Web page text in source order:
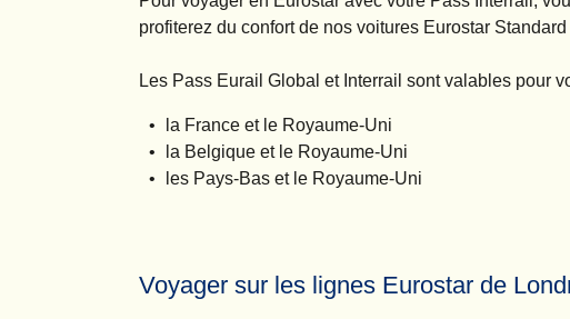
profiterez du confort de nos voitures Eurostar
Les Pass Eurail Global et Interrail sont valables pour
la France et le Royaume-Uni
la Belgique et le Royaume-Uni
les Pays-Bas et le Royaume-Uni
Voyager sur les lignes Eurostar de